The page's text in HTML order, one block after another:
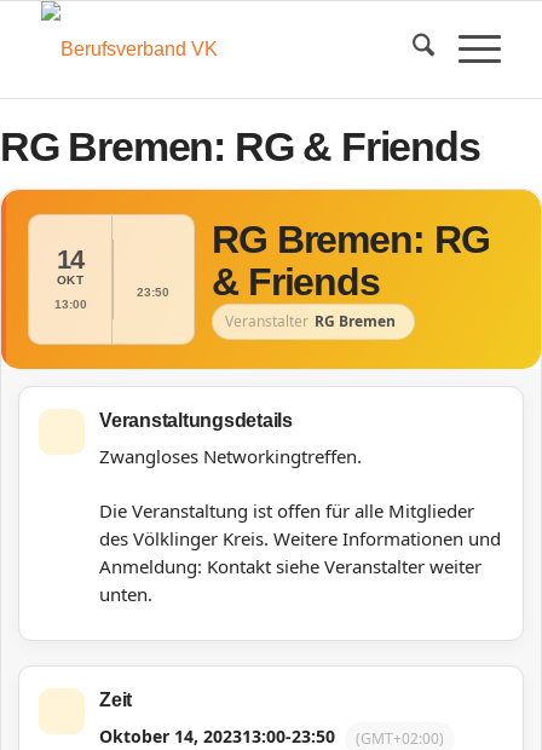
RG Bremen: RG & Friends
14
OKT
13:00
23:50
RG Bremen: RG
& Friends
Veranstalter RG Bremen
Veranstaltungsdetails
Zwangloses Networkingtreffen.
Die Veranstaltung ist offen für alle Mitglieder
des Völklinger Kreis. Weitere Informationen und
Anmeldung: Kontakt siehe Veranstalter weiter
unten.
Zeit
Oktober 14, 202313:00-23:50 (GMT+02:00)